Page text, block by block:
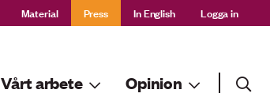
Material Press In English Logga in
Vårt arbete Opinion Sök